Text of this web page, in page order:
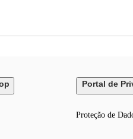
Portal de
Proteção de